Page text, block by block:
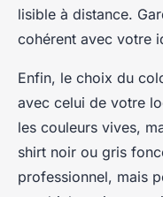
lisible à distance.
cohérent avec votre
Enfin, le choix du
avec celui de votre
les couleurs vives,
shirt noir ou gris
professionnel, mais